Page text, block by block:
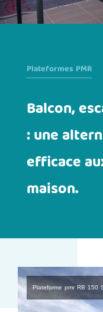
Plateformes PMR
Balcon,
: une
efficace
maison.
Plateforme pmr RB 150